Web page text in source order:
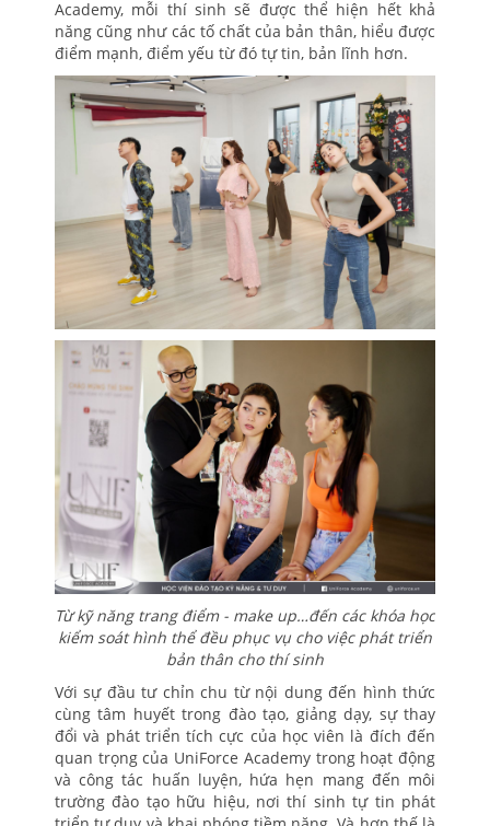
Academy, mỗi thí sinh sẽ được thể hiện hết khả
năng cũng như các tố chất của bản thân, hiểu được
điểm mạnh, điểm yếu từ đó tự tin, bản lĩnh hơn.
Từ kỹ năng trang điểm - make up…đến các khóa học
kiểm soát hình thể đều phục vụ cho việc phát triển
bản thân cho thí sinh
Với sự đầu tư chỉn chu từ nội dung đến hình thức
cùng tâm huyết trong đào tạo, giảng dạy, sự thay
đổi và phát triển tích cực của học viên là đích đến
quan trọng của UniForce Academy trong hoạt động
và công tác huấn luyện, hứa hẹn mang đến môi
trường đào tạo hữu hiệu, nơi thí sinh tự tin phát